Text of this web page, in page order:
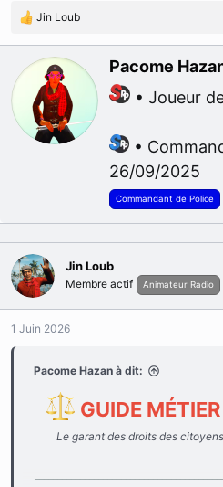
R
c
o
Jin Loub
W
i
e
b
y
Pacome
• Joueur
•
26/09/2025
Commandant de Police
Jin Loub
Membre actif Animateur Radio
1 Juin 2026
Pacome Hazan à dit:
GUIDE
Le garant des droits des